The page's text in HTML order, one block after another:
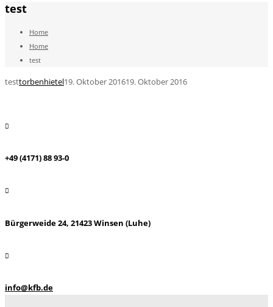
test
Home
Home
test
testtorbenhietel19. Oktober 201619. Oktober 2016
+49 (4171) 88 93-0
Bürgerweide 24, 21423 Winsen (Luhe)
info@kfb.de